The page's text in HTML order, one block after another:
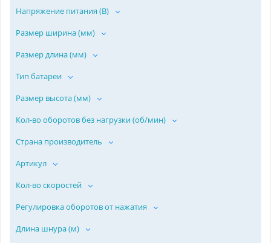
Напряжение питания (В)
Размер ширина (мм)
Размер длина (мм)
Тип батареи
Размер высота (мм)
Кол-во оборотов без нагрузки (об/мин)
Страна производитель
Артикул
Кол-во скоростей
Регулировка оборотов от нажатия
Длина шнура (м)